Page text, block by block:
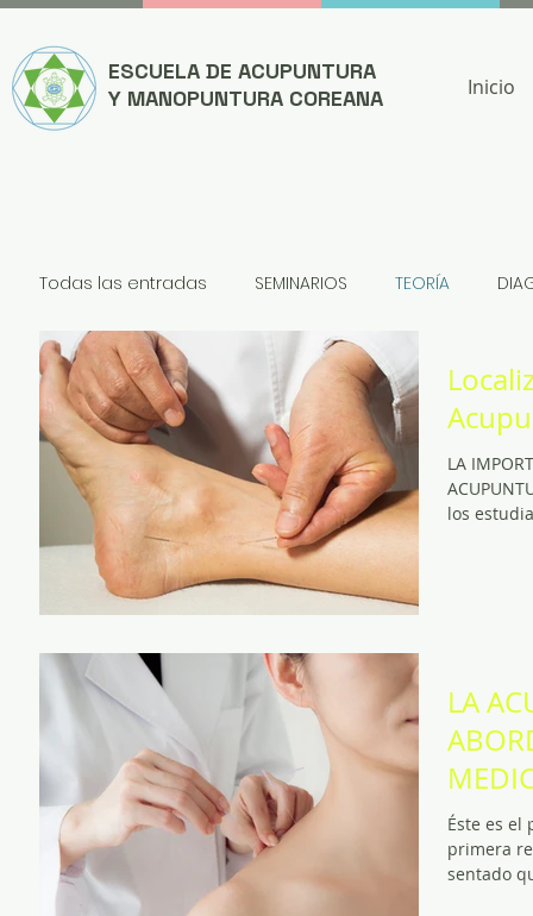
ESCUELA DE ACUPUNTURA
Y MANOPUNTURA COREANA
Inicio
Todas las entradas SEMINARIOS TEORÍA
NOTICIAS
LA
los
LA
Éste es el
primera